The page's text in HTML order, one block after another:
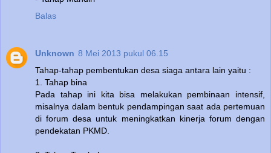
Balas
Unknown 8 Mei 2013 pukul 06.15
Tahap-tahap pembentukan desa siaga antara lain yaitu :
1. Tahap bina
Pada tahap ini kita bisa melakukan pembinaan intensif,
misalnya dalam bentuk pendampingan saat ada pertemuan
di forum desa untuk meningkatkan kinerja forum dengan
pendekatan PKMD.